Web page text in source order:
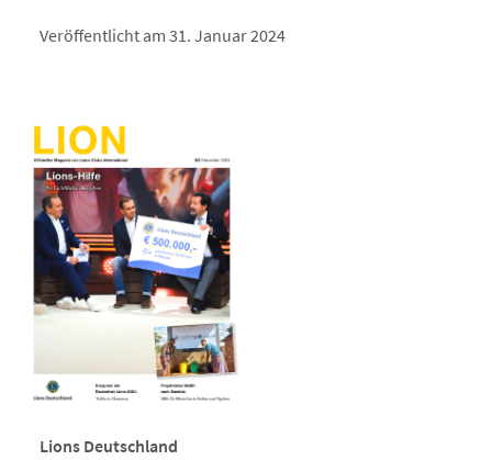
Veröffentlicht am 31. Januar 2024
Lions Deutschland